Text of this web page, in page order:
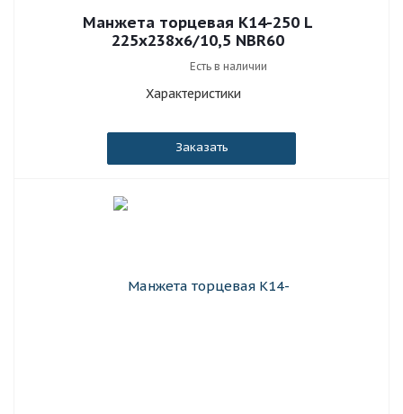
Манжета торцевая К14-250 L
225x238x6/10,5 NBR60
Есть в наличии
Характеристики
Заказать